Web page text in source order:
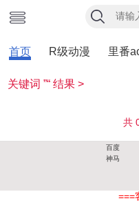
首页 R级动漫 里番
关键词 ”“ 结果 >
共
百度
神马
===